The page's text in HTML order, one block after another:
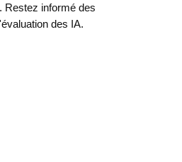
Restez informé des
des IA.